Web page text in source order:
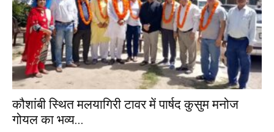
कौशांबी स्थित मलयागिरी टावर में पार्षद कुसुम मनोज
गोयल का भव्य...